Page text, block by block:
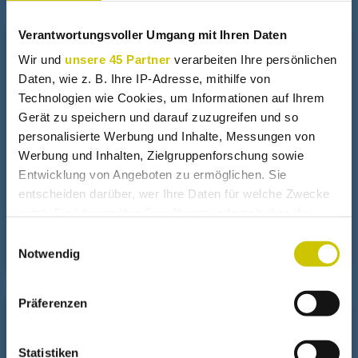
Verantwortungsvoller Umgang mit Ihren Daten
Wir und unsere 45 Partner verarbeiten Ihre persönlichen
Daten, wie z. B. Ihre IP-Adresse, mithilfe von
Technologien wie Cookies, um Informationen auf Ihrem
Gerät zu speichern und darauf zuzugreifen und so
personalisierte Werbung und Inhalte, Messungen von
Werbung und Inhalten, Zielgruppenforschung sowie
Entwicklung von Angeboten zu ermöglichen. Sie
entscheiden darüber, wer Ihre Daten für welche Zwecke
Trigger Symbol ändern oder widerrufen
Informationen über Ihre geografische Lage erfassen,
Ihr Gerät durch aktives Scannen nach bestimmten
Notwendig
Präferenzen
Statistiken
+
Fresnel Linse
Gratis Fresnel Linsen ?
Wasser mit Fresnel Linse verdampfen
+